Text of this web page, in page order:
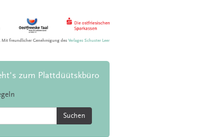
Mit freundlicher Genehmigung desVerlages Schuster Leer
zum Plattdüütskbüro
Suchen